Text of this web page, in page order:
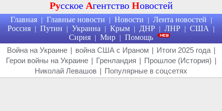
Русское Агентство Новостей
Главная | Главные новости | Новости | Лента новостей |
Россия | Путин | Украина | Крым | ДНР | ЛНР | США |
Сирия | Мир | Помощь
Война на Украине | война США с Ираном | Итоги 2025 года |
Герои войны на Украине | Гренландия | Прошлое (История) |
Николай Левашов | Популярные в соцсетях